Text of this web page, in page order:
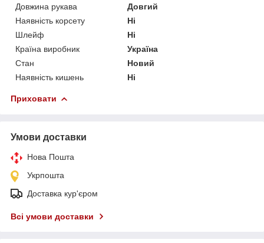
Довжина рукава
Довгий
Наявність корсету
Ні
Шлейф
Ні
Країна виробник
Україна
Стан
Новий
Наявність кишень
Ні
Приховати
Умови доставки
Нова Пошта
Укрпошта
Доставка кур'єром
Всі умови доставки